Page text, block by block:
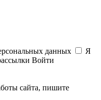
данных
Я
Войти
сайта, пишите